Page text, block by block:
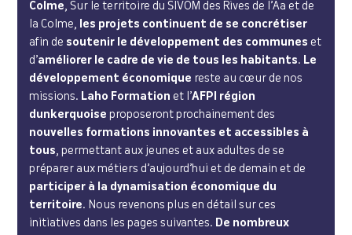
Colme, Sur le territoire du SIVOM des Rives de l’Aa et de
la Colme,
les projets continuent de se concrétiser
afin de soutenir le développement des communes et
d’améliorer le cadre de vie de tous les habitants. Le
développement économique reste au cœur de nos
missions. Laho Formation et l’AFPI région
dunkerquoise proposeront prochainement des
nouvelles formations innovantes et accessibles à
tous, permettant aux jeunes et aux adultes de se
préparer aux métiers d’aujourd’hui et de demain et de
participer à la dynamisation économique du
territoire. Nous revenons plus en détail sur ces
initiatives dans les pages suivantes. De nombreux